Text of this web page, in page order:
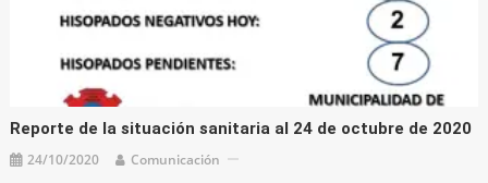
Reporte de la situación sanitaria al 24 de octubre de 2020
24/10/2020 Comunicación